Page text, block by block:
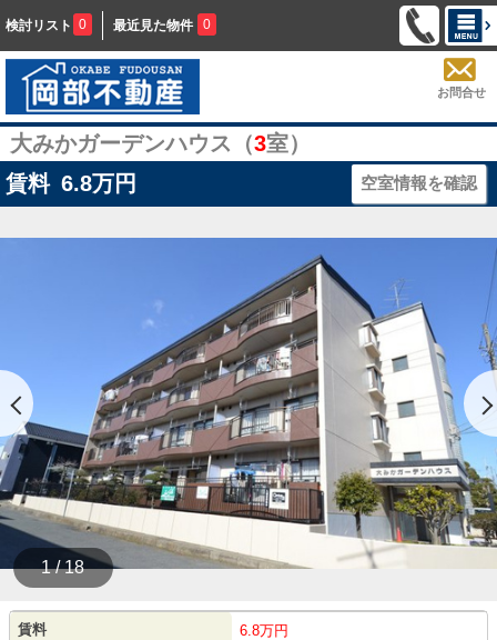
検討リスト 0 最近見た物件 0
お問合せ
大みかガーデンハウス（3室）
賃料 6.8万円 空室情報を確認
1 / 18
賃料 6.8万円